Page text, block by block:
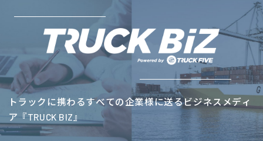
トラックに携わるすべての企業様に送るビジネスメディ
ア『TRUCK BIZ』